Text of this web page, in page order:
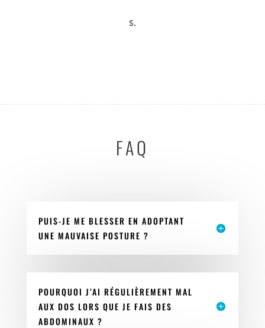
S.
FAQ
PUIS-JE ME BLESSER EN ADOPTANT
UNE MAUVAISE POSTURE ?
POURQUOI J’AI RÉGULIÈREMENT MAL
AUX DOS LORS QUE JE FAIS DES
ABDOMINAUX ?